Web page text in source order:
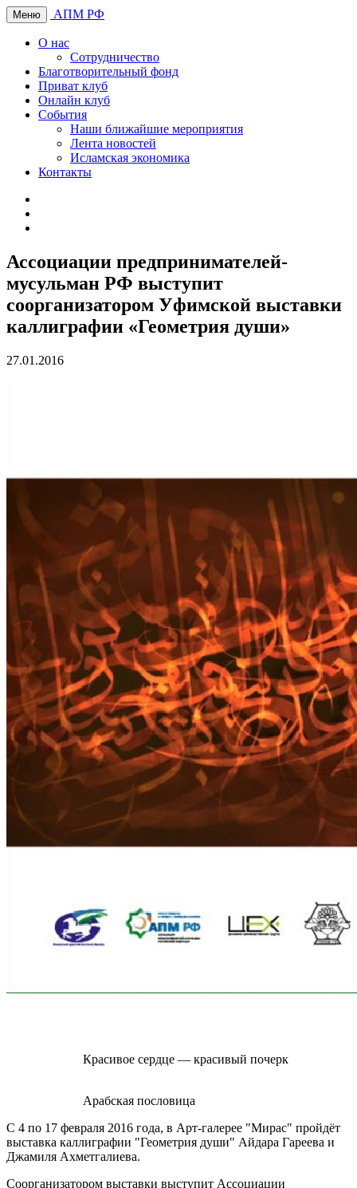
Меню АПМ РФ
О нас
Сотрудничество
Благотворительный фонд
Приват клуб
Онлайн клуб
События
Наши ближайшие мероприятия
Лента новостей
Исламская экономика
Контакты
Ассоциации предпринимателей-
мусульман РФ выступит
соорганизатором Уфимской выставки
каллиграфии «Геометрия души»
27.01.2016
Красивое сердце — красивый почерк
Арабская пословица
С 4 по 17 февраля 2016 года, в Арт-галерее "Мирас" пройдёт
выставка каллиграфии "Геометрия души" Айдара Гареева и
Джамиля Ахметгалиева.
Соорганизатором выставки выступит Ассоциации